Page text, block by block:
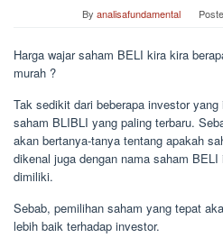
By analisafundamental
Harga wajar saham BELI kira kira
murah ?
Tak sedikit dari beberapa investor
saham BLIBLI yang paling terbaru.
akan bertanya-tanya tentang apakah
dikenal juga dengan nama saham
dimiliki.
Sebab, pemilihan saham yang tepat
lebih baik terhadap investor.